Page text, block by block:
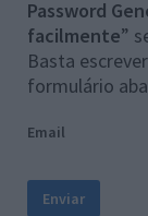
Password
facilmente”
Basta
formulário
Email